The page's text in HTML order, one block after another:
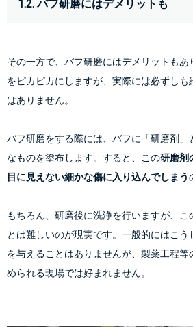
1.2. バフ研磨にはデメリットも
その一方で、バフ研磨にはデメリットも
をピカピカにしますが、 実際には必ずしも
はありません。
バフ研磨をする際には、バフに「研磨剤」
なものを塗布します。すると、この研磨剤
目に見えない細かな傷に入り込んでしまう
もちろん、研磨後に洗浄を行いますが、こ
とは難しいのが現実です。一般的にはこ
を与えることはありませんが、製薬工程
められる現場では好まれません。